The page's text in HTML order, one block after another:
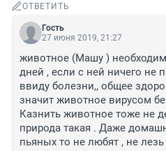
ОТВЕТИТЬ
Гость
27 июня 2019, 21:27
животное (Машу )
дней , если с ней ничего не
ввиду болезни,, общее
значит животное вирусом
Казнить животное тоже не
природа такая . Даже
пьяных то не любят , не